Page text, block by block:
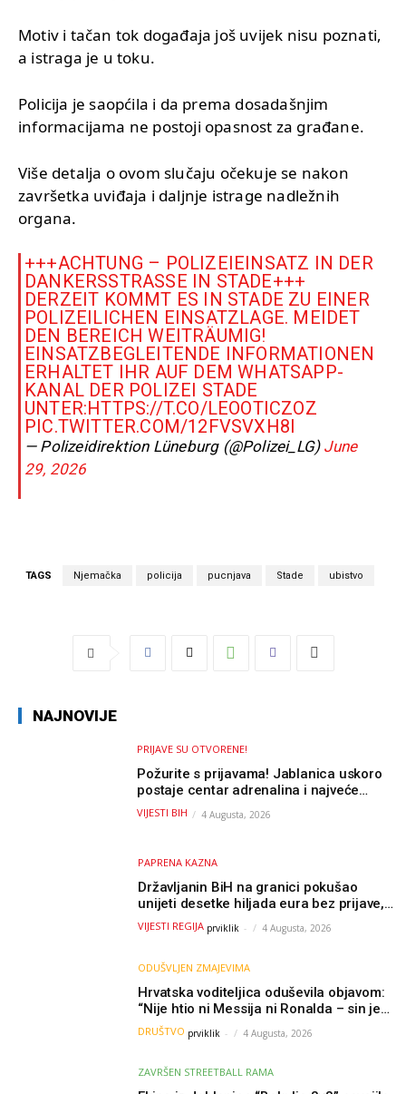
Motiv i tačan tok događaja još uvijek nisu poznati,
a istraga je u toku.
Policija je saopćila i da prema dosadašnjim
informacijama ne postoji opasnost za građane.
Više detalja o ovom slučaju očekuje se nakon
završetka uviđaja i daljnje istrage nadležnih
organa.
+++ACHTUNG – POLIZEIEINSATZ IN DER
DANKERSSTRASSE IN STADE+++
DERZEIT KOMMT ES IN STADE ZU EINER
POLIZEILICHEN EINSATZLAGE. MEIDET
DEN BEREICH WEITRÄUMIG!
EINSATZBEGLEITENDE INFORMATIONEN
ERHALTET IHR AUF DEM WHATSAPP-
KANAL DER POLIZEI STADE
UNTER:HTTPS://T.CO/LEOOTICZOZ
PIC.TWITTER.COM/12FVSVXH8I
— Polizeidirektion Lüneburg (@Polizei_LG) June
29, 2026
TAGS Njemačka policija pucnjava Stade ubistvo
NAJNOVIJE
PRIJAVE SU OTVORENE!
Požurite s prijavama! Jablanica uskoro
postaje centar adrenalina i najveće
outdoor avanture ovog ljeta
VIJESTI BIH 4 Augusta, 2026
PAPRENA KAZNA
Državljanin BiH na granici pokušao
unijeti desetke hiljada eura bez prijave,
uslijedila “paprena” kazna
VIJESTI REGIJA prviklik - 4 Augusta, 2026
ODUŠVLJEN ZMAJEVIMA
Hrvatska voditeljica oduševila objavom:
“Nije htio ni Messija ni Ronalda – sin je
želio samo dres Bosne”
DRUŠTVO prviklik - 4 Augusta, 2026
ZAVRŠEN STREETBALL RAMA